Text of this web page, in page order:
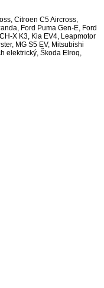
Citroen C5 Aircross,
Ford Puma Gen-E, Ford
X K3, Kia EV4, Leapmotor
MG S5 EV, Mitsubishi
elektrický, Škoda Elroq,